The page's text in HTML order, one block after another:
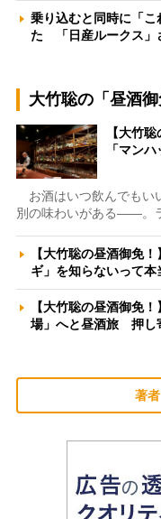
乗り込むと同時に「
た 「日産ルークス」
大竹聡の「昼酒御
【大竹
「マン
お酒はいつ飲んでもい
別の味わいがある――。
【大竹聡の昼酒御免
ギ」を知らないって
【大竹聡の昼酒御免
場」へと昼酒旅 押し
著